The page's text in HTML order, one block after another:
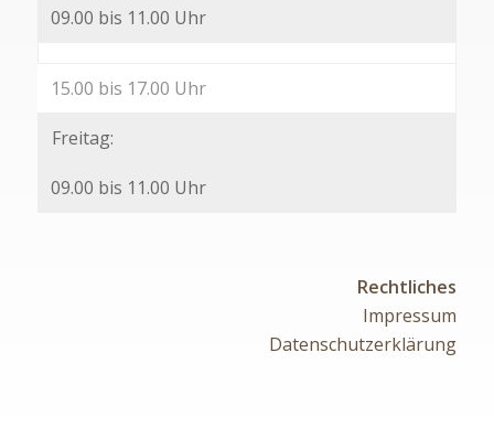
09.00 bis 11.00 Uhr
15.00 bis 17.00 Uhr
Freitag:
09.00 bis 11.00 Uhr
Rechtliches
Impressum
Datenschutzerklärung